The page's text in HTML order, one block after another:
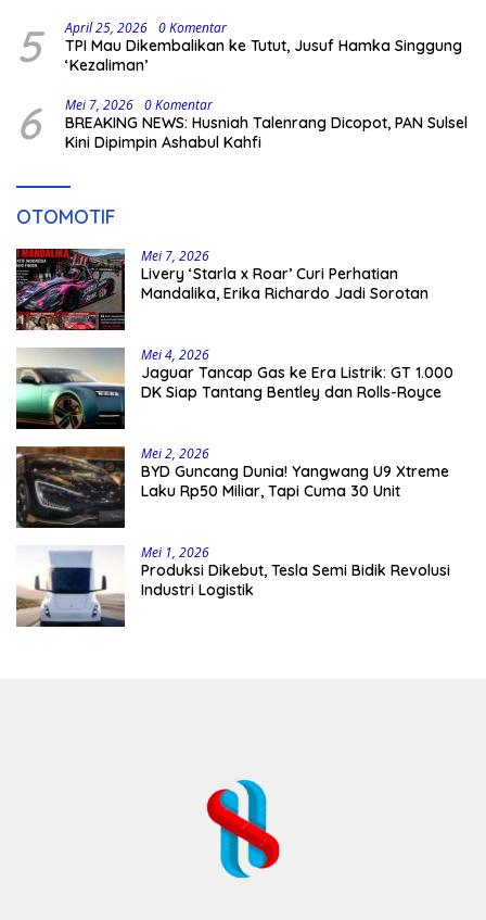
5 April 25, 2026 0 Komentar
TPI Mau Dikembalikan ke Tutut, Jusuf Hamka Singgung
‘Kezaliman’
6 Mei 7, 2026 0 Komentar
BREAKING NEWS: Husniah Talenrang Dicopot, PAN Sulsel
Kini Dipimpin Ashabul Kahfi
OTOMOTIF
Mei 7, 2026
Livery ‘Starla x Roar’ Curi Perhatian
Mandalika, Erika Richardo Jadi Sorotan
Mei 4, 2026
Jaguar Tancap Gas ke Era Listrik: GT 1.000
DK Siap Tantang Bentley dan Rolls-Royce
Mei 2, 2026
BYD Guncang Dunia! Yangwang U9 Xtreme
Laku Rp50 Miliar, Tapi Cuma 30 Unit
Mei 1, 2026
Produksi Dikebut, Tesla Semi Bidik Revolusi
Industri Logistik